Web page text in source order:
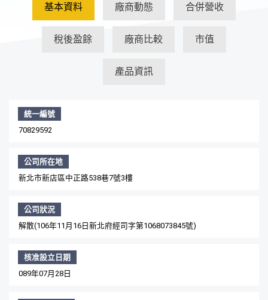
基本資料 廠商動態 合併營收
稅後盈餘 廠商比較 市值
產品資訊
統一編號
70829592
公司所在地
新北市新店區中正路538巷7號3樓
公司狀況
解散(106年11月16日新北府經司字第1068073845號)
核准設立日期
089年07月28日